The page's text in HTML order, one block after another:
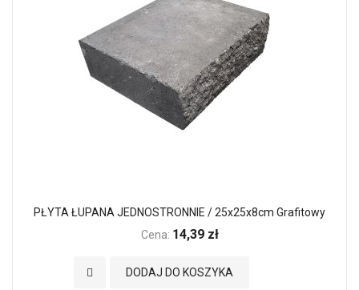
PŁYTA ŁUPANA JEDNOSTRONNIE / 25x25x8cm Grafitowy
Cena: 14,39 zł
DODAJ DO KOSZYKA
Dodaj do Ulubionych